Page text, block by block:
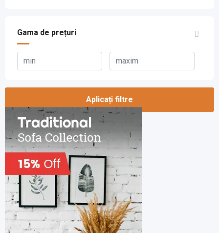
Gama de prețuri
Aplicați filtre